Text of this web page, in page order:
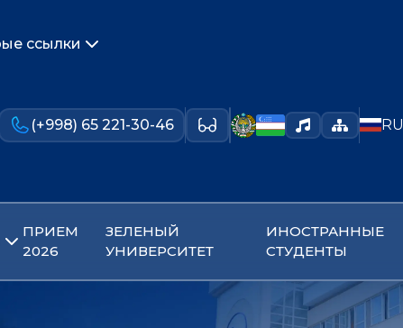
ссылки
(+998) 65 221-30-46 RU
ПРИЕМ
2026
ЗЕЛЕНЫЙ
УНИВЕРСИТЕТ
ИНОСТРАННЫЕ
СТУДЕНТЫ